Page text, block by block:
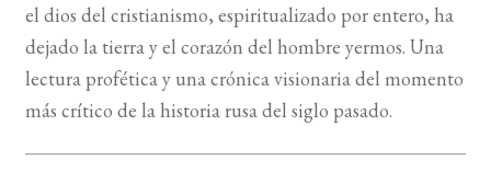
el dios del cristianismo, espiritualizado por entero, ha
dejado la tierra y el corazón del hombre yermos. Una
lectura profética y una crónica visionaria del momento
más crítico de la historia rusa del siglo pasado.